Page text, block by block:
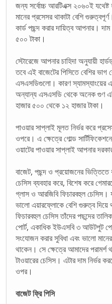
জন্য সর্বোচ্চ আরটিএক্স ২০৬০ই
মানের প্রসেসর থাকাটা বেশি
কার্ড পছন্দ করার দায়িত্ব আপনার।
৫০০ টাকা।
স্টোরেজে আপনার চাহিদা অনুযায়ী
তবে এই বাজেটের পিসিতে বেশির ভাগ
এসএসডিগুলো। কারণ স্যামস্যাংয়ের
অন্যান্য এসএসডি থেকে অনেক গুণ
হাজার ৫০০ থেকে ১২ হাজার টাকা।
পাওয়ার সাপ্লাই মূলত নির্ভর করে
ওপরে। এ ক্ষেত্রে গোল্ড
ওয়াটের পাওয়ার সাপ্লাই আপনার
বাজেট, পছন্দ ও প্রয়োজনের
চেসিস ব্যবহার করে, বিশেষ করে
গ্লাস ও আরজিবি ফিচারবহুল চেসিস।
ভালো এয়ারফ্লোকে বেশি গুরুত্ব দিয়ে
ফিচারবহুল চেসিস তাঁদের পছন্দের
পোর্ট, একাধিক ইউএসবি ৩ আউটপুট
সংযোজন করার সুবিধা এবং ভালো
থাকেন। সে ক্ষেত্রে আমাদের পরামর্শ
টাওয়ারের চেসিস। এটার দাম নির্ভর
ওপর।
বাজেট ফ্রি পিসি